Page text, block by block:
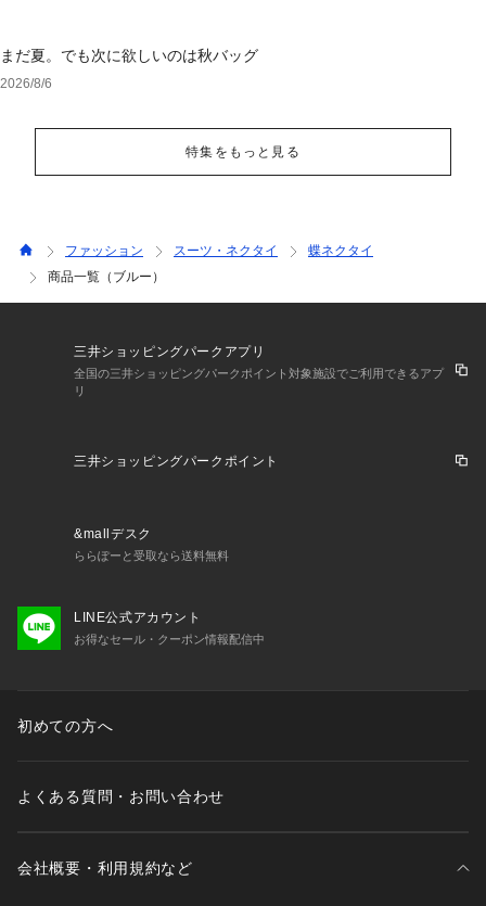
まだ夏。でも次に欲しいのは秋バッグ
2026/8/6
特集をもっと見る
ファッション スーツ・ネクタイ
蝶ネクタイ
商品一覧（ブルー）
三井ショッピングパークアプリ
全国の三井ショッピングパークポイント対象施設でご利用できるアプ
リ
三井ショッピングパークポイント
&mallデスク
ららぽーと受取なら送料無料
LINE公式アカウント
お得なセール・クーポン情報配信中
初めての方へ
よくある質問・お問い合わせ
会社概要・利用規約など